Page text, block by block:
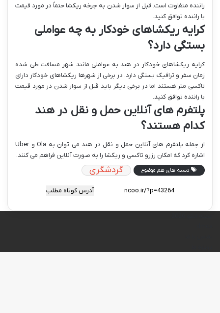
راننده متفاوت است. قبل از سوار شدن به چرخه ریکشا حتماً در مورد قیمت
با راننده توافق کنید.
کرایه ریکشاهای خودکار به چه عواملی
بستگی دارد؟
کرایه ریکشاهای خودکار در هند به عواملی مانند شهر مسافت طی شده
زمان سفر و ترافیک بستگی دارد. در برخی از شهرها ریکشاهای خودکار دارای
تاکسی متر هستند اما در برخی دیگر باید قبل از سوار شدن در مورد قیمت
با راننده توافق کنید.
پلتفرم های آنلاین حمل و نقل در هند
کدام هستند؟
از جمله پلتفرم های آنلاین حمل و نقل در هند می توان به Ola و Uber
اشاره کرد که امکان رزرو تاکسی و ریکشا را به صورت آنلاین فراهم می کنند.
دسته های هم موضوع گردشگری
آدرس کوتاه مطلب